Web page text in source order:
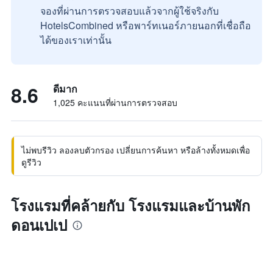
จองที่ผ่านการตรวจสอบแล้วจากผู้ใช้จริงกับ
HotelsCombined หรือพาร์ทเนอร์ภายนอกที่เชื่อถือ
ได้ของเราเท่านั้น
8.6 ดีมาก
1,025 คะแนนที่ผ่านการตรวจสอบ
ไม่พบรีวิว ลองลบตัวกรอง เปลี่ยนการค้นหา หรือล้างทั้งหมดเพื่อ
ดูรีวิว
โรงแรมที่คล้ายกับ โรงแรมและบ้านพัก
ดอนเปเป